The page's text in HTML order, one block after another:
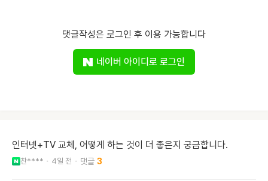
댓글작성은 로그인 후 이용 가능합니다
네이버 아이디로 로그인
인터넷+TV 교체, 어떻게 하는 것이 더 좋은지 궁금합니다.
찬**** 4일 전 3